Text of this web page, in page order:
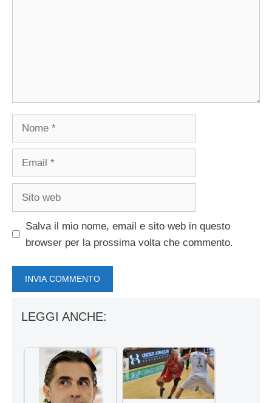
Nome
Email
Sito
Salva il mio nome, email e sito web in questo
browser per la prossima volta che commento.
LEGGI ANCHE: